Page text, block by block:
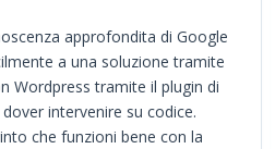
approfondita di Google
a una soluzione tramite
Wordpress tramite il plugin di
intervenire su codice.
che funzioni bene con la